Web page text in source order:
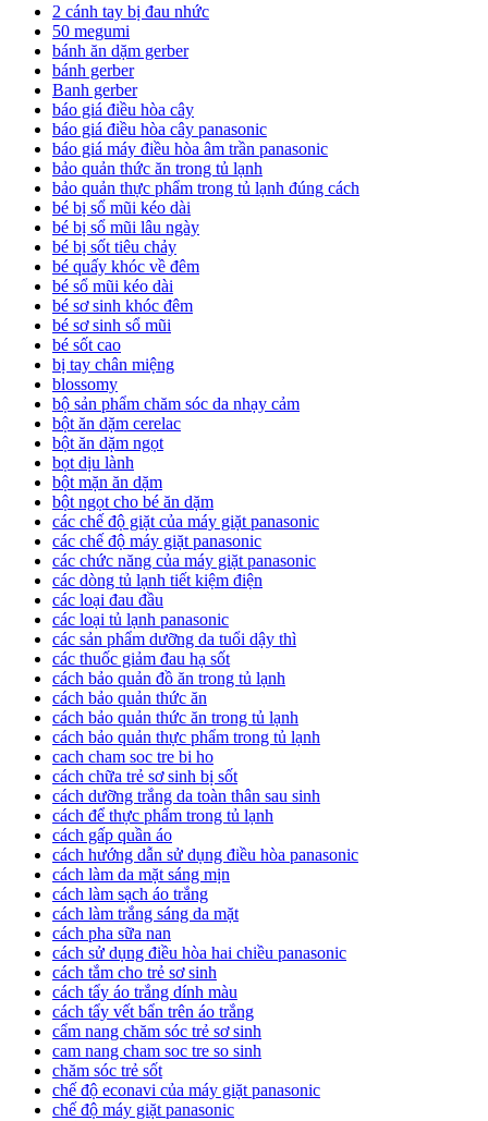
2 cánh tay bị đau nhức
50 megumi
bánh ăn dặm gerber
bánh gerber
Banh gerber
báo giá điều hòa cây
báo giá điều hòa cây panasonic
báo giá máy điều hòa âm trần panasonic
bảo quản thức ăn trong tủ lạnh
bảo quản thực phẩm trong tủ lạnh đúng cách
bé bị sổ mũi kéo dài
bé bị sổ mũi lâu ngày
bé bị sốt tiêu chảy
bé quấy khóc về đêm
bé sổ mũi kéo dài
bé sơ sinh khóc đêm
bé sơ sinh sổ mũi
bé sốt cao
bị tay chân miệng
blossomy
bộ sản phẩm chăm sóc da nhạy cảm
bột ăn dặm cerelac
bột ăn dặm ngọt
bọt dịu lành
bột mặn ăn dặm
bột ngọt cho bé ăn dặm
các chế độ giặt của máy giặt panasonic
các chế độ máy giặt panasonic
các chức năng của máy giặt panasonic
các dòng tủ lạnh tiết kiệm điện
các loại đau đầu
các loại tủ lạnh panasonic
các sản phẩm dưỡng da tuổi dậy thì
các thuốc giảm đau hạ sốt
cách bảo quản đồ ăn trong tủ lạnh
cách bảo quản thức ăn
cách bảo quản thức ăn trong tủ lạnh
cách bảo quản thực phẩm trong tủ lạnh
cach cham soc tre bi ho
cách chữa trẻ sơ sinh bị sốt
cách dưỡng trắng da toàn thân sau sinh
cách để thực phẩm trong tủ lạnh
cách gấp quần áo
cách hướng dẫn sử dụng điều hòa panasonic
cách làm da mặt sáng mịn
cách làm sạch áo trắng
cách làm trắng sáng da mặt
cách pha sữa nan
cách sử dụng điều hòa hai chiều panasonic
cách tắm cho trẻ sơ sinh
cách tẩy áo trắng dính màu
cách tẩy vết bẩn trên áo trắng
cẩm nang chăm sóc trẻ sơ sinh
cam nang cham soc tre so sinh
chăm sóc trẻ sốt
chế độ econavi của máy giặt panasonic
chế độ máy giặt panasonic